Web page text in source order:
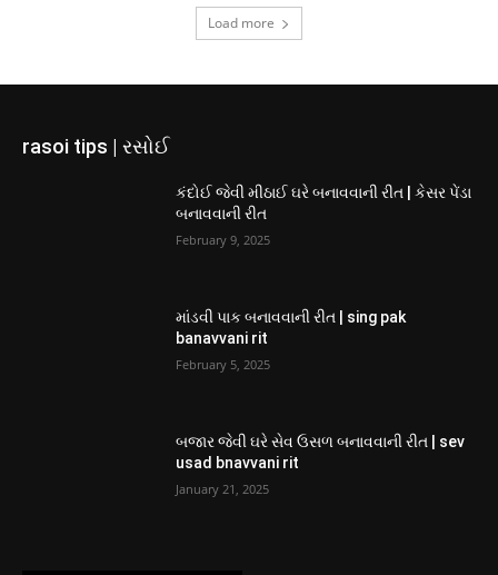
Load more
rasoi tips | રસોઈ
કંદોઈ જેવી મીઠાઈ ઘરે બનાવવાની રીત | કેસર પેંડા
બનાવવાની રીત
February 9, 2025
માંડવી પાક બનાવવાની રીત | sing pak
banavvani rit
February 5, 2025
બજાર જેવી ઘરે સેવ ઉસળ બનાવવાની રીત | sev
usad bnavvani rit
January 21, 2025